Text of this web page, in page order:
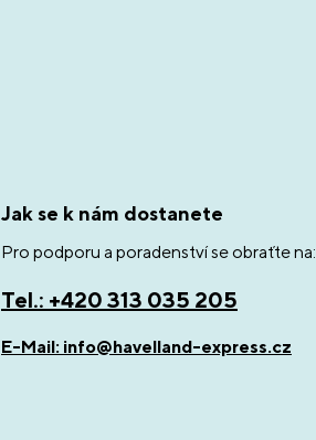
Jak se k nám dostanete
Pro podporu a poradenství se obraťte na:
Tel.: +420 313 035 205
E-Mail: info@havelland-express.cz